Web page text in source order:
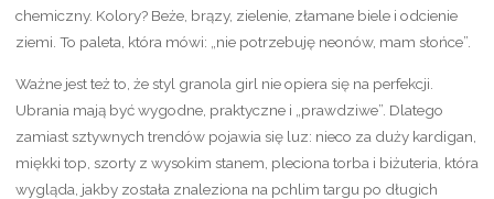
chemiczny. Kolory? Beże, brązy, zielenie, złamane biele i odcienie
ziemi. To paleta, która mówi: „nie potrzebuję neonów, mam słońce”.
Ważne jest też to, że styl granola girl nie opiera się na perfekcji.
Ubrania mają być wygodne, praktyczne i „prawdziwe”. Dlatego
zamiast sztywnych trendów pojawia się luz: nieco za duży kardigan,
miękki top, szorty z wysokim stanem, pleciona torba i biżuteria, która
wygląda, jakby została znaleziona na pchlim targu po długich